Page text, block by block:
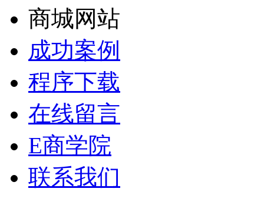
商城网站
成功案例
程序下载
在线留言
E商学院
联系我们